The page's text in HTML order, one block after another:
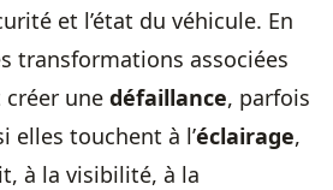
et l’état du véhicule. En
transformations associées
une défaillance, parfois
elles touchent à l’éclairage,
à la visibilité, à la